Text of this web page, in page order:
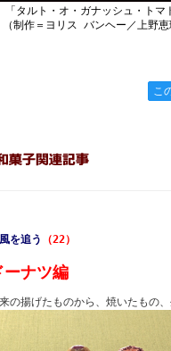
「タルト・オ・ガナッシュ・トマ
（制作＝ヨリス バンヘー／上野恵
こ
を追う （22）
ーナツ編
の揚げたものから、焼いたもの